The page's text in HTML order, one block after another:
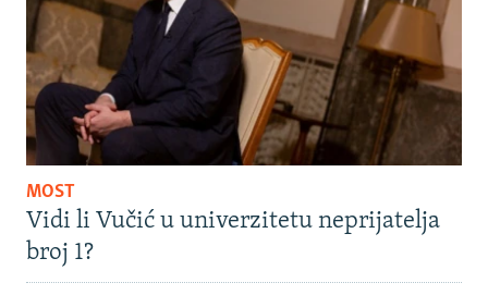
MOST
Vidi li Vučić u univerzitetu neprijatelja
broj 1?